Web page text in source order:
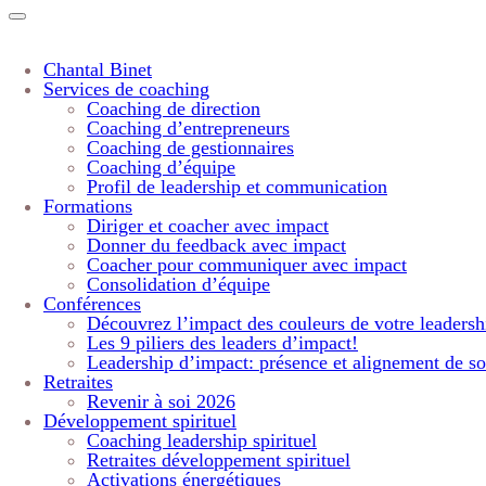
Chantal Binet
Services de coaching
Coaching de direction
Coaching d’entrepreneurs
Coaching de gestionnaires
Coaching d’équipe
Profil de leadership et communication
Formations
Diriger et coacher avec impact
Donner du feedback avec impact
Coacher pour communiquer avec impact
Consolidation d’équipe
Conférences
Découvrez l’impact des couleurs de votre
Les 9 piliers des leaders d’impact!
Leadership d’impact: présence et alignement de
Retraites
Revenir à soi 2026
Développement spirituel
Coaching leadership spirituel
Retraites développement spirituel
Activations énergétiques